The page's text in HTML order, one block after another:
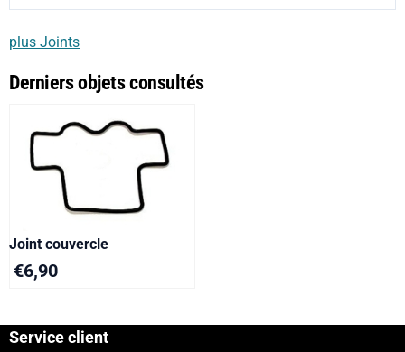
plus Joints
Derniers objets consultés
Joint couvercle
€6,90
Service client